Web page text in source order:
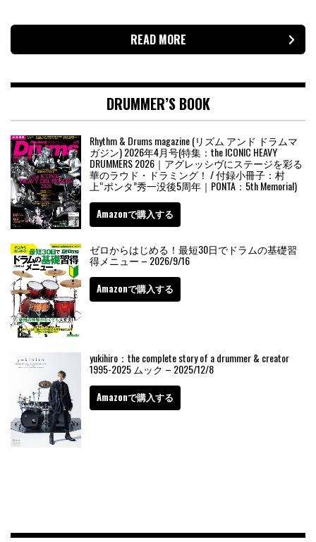
READ MORE
DRUMMER’S BOOK
Rhythm & Drums magazine (リズム アンド ドラムマ
ガジン) 2026年4月号(特集：the ICONIC HEAVY
DRUMMERS 2026｜アグレッシヴにステージを彩る
華のラウド・ドラミング！ / 付録小冊子：村
上“ポンタ”秀一没後5周年｜PONTA：5th Memorial)
Amazonで購入する
ゼロからはじめる！最短30日でドラムの基礎習
得メニュー – 2026/9/16
Amazonで購入する
yukihiro：the complete story of a drummer & creator
1995-2025 ムック – 2025/12/8
Amazonで購入する